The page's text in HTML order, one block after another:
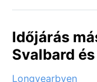
Időjárás
Svalbard
Longyearbyen